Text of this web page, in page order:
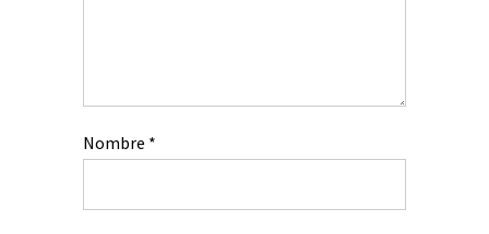
Nombre *